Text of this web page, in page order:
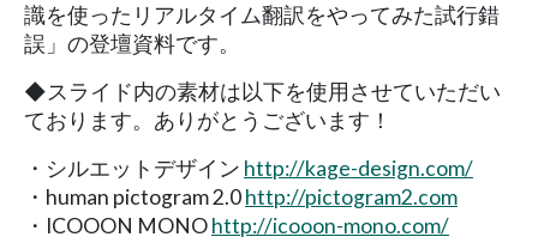
識を使ったリアルタイム翻訳をやってみた試行錯
誤」の登壇資料です。
◆スライド内の素材は以下を使用させていただい
ております。ありがとうございます！
・シルエットデザイン http://kage-design.com/
・human pictogram 2.0http://pictogram2.com
・ICOOON MONOhttp://icooon-mono.com/